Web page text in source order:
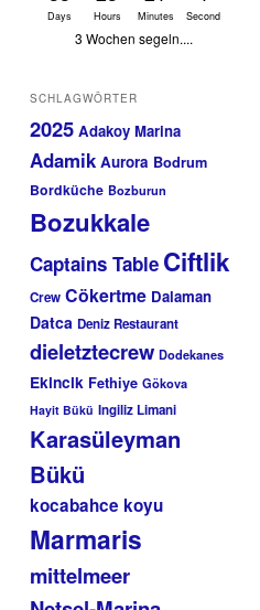
Days Hours Minutes Second
3 Wochen segeln....
SCHLAGWÖRTER
2025 Adakoy Marina
Adamik Aurora Bodrum
Bordküche Bozburun
Bozukkale
Captains Table Ciftlik
Crew Cökertme Dalaman
Datca Deniz Restaurant
dieletztecrew Dodekanes
Ekincik Fethiye Gökova
Hayit Bükü Ingiliz Limani
Karasüleyman
Bükü
kocabahce koyu
Marmaris
mittelmeer